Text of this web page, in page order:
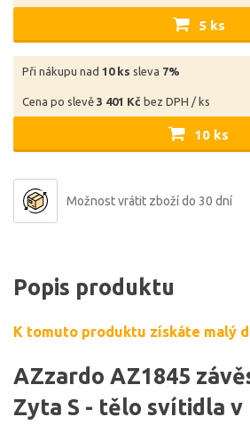
5 ks
Při nákupu nad 10 ks sleva 7%
Cena po slevě 3 401 Kč bez DPH / ks
10 ks
Možnost vrátit zboží do 30 dní
Popis produktu
K tomuto produktu získáte malý
AZzardo AZ1845
Zyta S - tělo svítidla v